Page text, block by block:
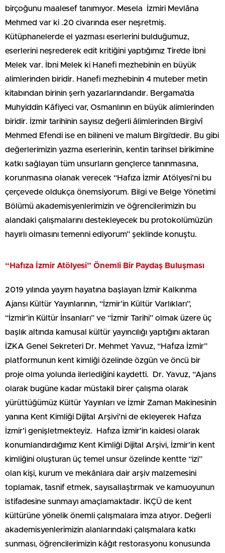
birçoğunu maalesef tanımıyor. Mesela İzmiri Mevlâna
Mehmed var ki .20 civarında eser neşretmiş.
Kütüphanelerde el yazması eserlerini bulduğumuz,
eserlerini neşrederek edit kritiğini yaptığımız Tire’de İbni
Melek var. İbni Melek ki Hanefi mezhebinin en büyük
alimlerinden biridir. Hanefi mezhebinin 4 muteber metin
kitabından birinin şerh yazarlarındandır. Bergama’da
Muhyiddin Kâfiyeci var, Osmanlının en büyük alimlerinden
biridir. İzmir tarihinin sayısız değerli âlimlerinden Birgivî
Mehmed Efendi ise en bilineni ve malum Birgi’dedir. Bu gibi
değerlerimizin yazma eserlerinin, kentin tarihsel birikimine
katkı sağlayan tüm unsurların gençlerce tanınmasına,
korunmasına olanak verecek “Hafıza İzmir Atölyesi’ni bu
çerçevede oldukça önemsiyorum. Bilgi ve Belge Yönetimi
Bölümü akademisyenlerimizin ve öğrencilerimizin bu
alandaki çalışmalarını destekleyecek bu protokolümüzün
hayırlı olmasını temenni ediyorum” şeklinde konuştu.
“Hafıza İzmir Atölyesi” Önemli Bir Paydaş Buluşması
2019 yılında yayım hayatına başlayan İzmir Kalkınma
Ajansı Kültür Yayınlarının, “İzmir’in Kültür Varlıkları”,
“İzmir’in Kültür İnsanları” ve “İzmir Tarihi” olmak üzere üç
başlık altında kamusal kültür yayıncılığı yaptığını aktaran
İZKA Genel Sekreteri Dr. Mehmet Yavuz, “Hafıza İzmir”
platformunun kent kimliği özelinde özgün ve öncü bir
proje olma yolunda ilerlediğini kaydetti. Dr. Yavuz, “Ajans
olarak bugüne kadar müstakil birer çalışma olarak
yürüttüğümüz Kültür Yayınları ve İzmir Zaman Makinesinin
yanına Kent Kimliği Dijital Arşivi’ni de ekleyerek Hafıza
İzmir’i genişletmekteyiz. Hafıza İzmir’in kaidesi olarak
konumlandırdığımız Kent Kimliği Dijital Arşivi, İzmir’in kent
kimliğini oluşturan üç temel unsur özelinde kentte “izi”
olan kişi, kurum ve mekânlara dair arşiv malzemesini
toplamak, tasnif etmek, sayısallaştırmak ve kamuoyunun
istifadesine sunmayı amaçlamaktadır. İKÇÜ de kent
kültürüne yönelik önemli çalışmalara imza atıyor. Değerli
akademisyenlerimizin alanlarındaki çalışmalara katkı
sunması, öğrencilerimizin kâğıt restorasyonu konusunda